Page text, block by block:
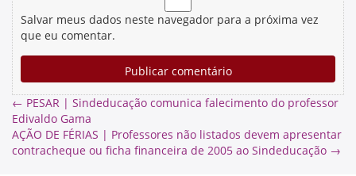
Salvar meus dados neste navegador para a próxima vez
que eu comentar.
← PESAR | Sindeducação comunica falecimento do professor
Edivaldo Gama
AÇÃO DE FÉRIAS | Professores não listados devem apresentar
contracheque ou ficha financeira de 2005 ao Sindeducação →